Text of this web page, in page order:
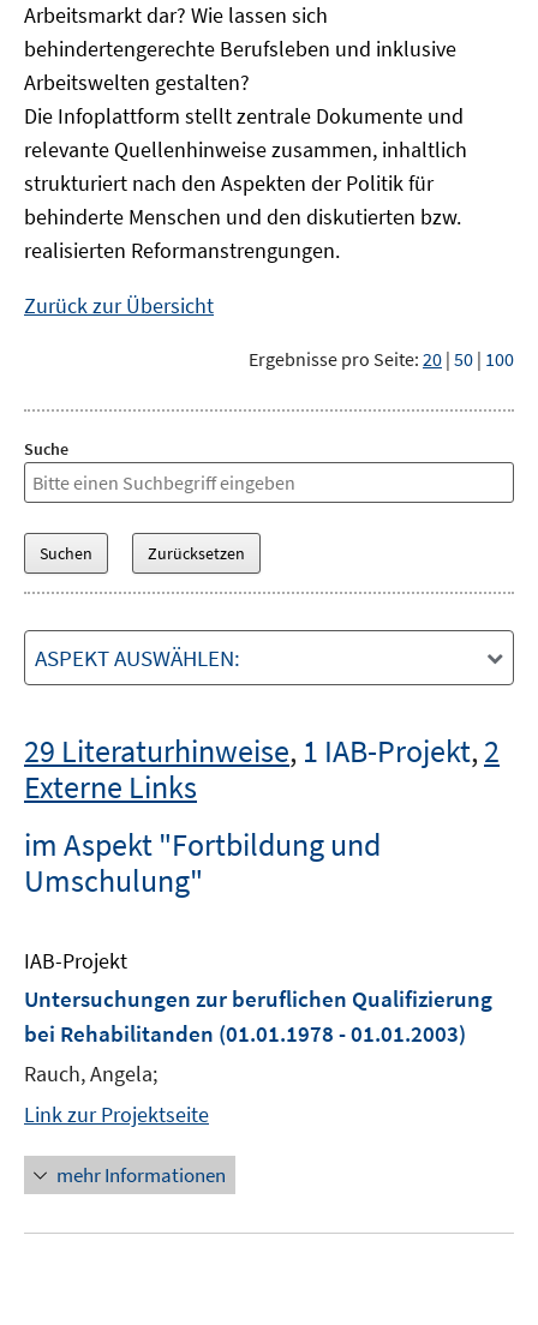
Arbeitsmarkt dar? Wie lassen sich
behindertengerechte Berufsleben und inklusive
Arbeitswelten gestalten?
Die Infoplattform stellt zentrale Dokumente und
relevante Quellenhinweise zusammen, inhaltlich
strukturiert nach den Aspekten der Politik für
behinderte Menschen und den diskutierten bzw.
realisierten Reformanstrengungen.
Zurück zur Übersicht
Ergebnisse pro Seite: 20 | 50 | 100
Suche
ASPEKT AUSWÄHLEN:
29 Literaturhinweise, 1 IAB-Projekt,2
Externe Links
im Aspekt "Fortbildung und
Umschulung"
IAB-Projekt
Untersuchungen zur beruflichen Qualifizierung
bei Rehabilitanden (01.01.1978 - 01.01.2003)
Rauch, Angela;
Link zur Projektseite
mehr Informationen